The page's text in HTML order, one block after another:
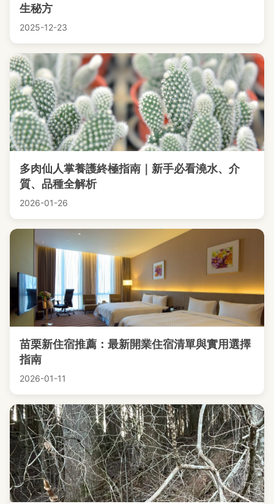
生秘方
2025-12-23
多肉仙人掌養護終極指南｜新手必看澆水、介
質、品種全解析
2026-01-26
苗栗新住宿推薦：最新開業住宿清單與實用選擇
指南
2026-01-11